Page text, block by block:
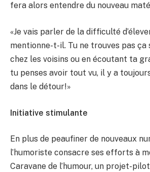
fera alors entendre du nouveau
«Je vais parler de la difficulté
mentionne-t-il. Tu ne trouves pas ça
chez les voisins ou en écoutant ta
tu penses avoir tout vu, il y a
dans le détour!»
Initiative stimulante
En plus de peaufiner de nouveaux
l’humoriste consacre ses efforts à
Caravane de l’humour, un projet-